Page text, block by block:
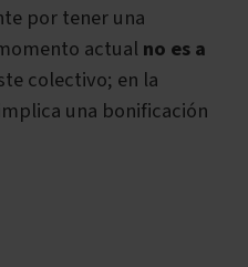
por tener una
actual no es a
colectivo; en la
una bonificación